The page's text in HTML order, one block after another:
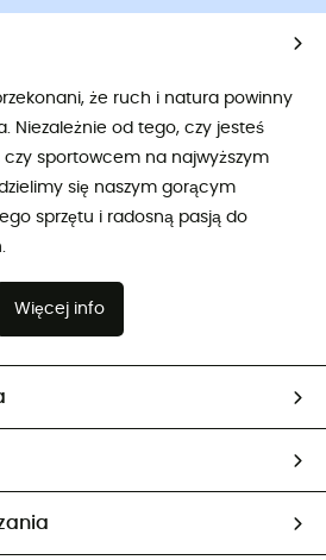
że ruch i natura powinny
Niezależnie od tego, czy jesteś
sportowcem na najwyższym
się naszym gorącym
sprzętu i radosną pasją do
Więcej info